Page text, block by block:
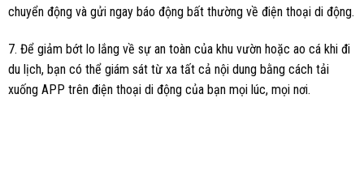
chuyển động và gửi ngay báo động bất thường về điện thoại di động.
7. Để giảm bớt lo lắng về sự an toàn của khu vườn hoặc ao cá khi đi
du lịch, bạn có thể giám sát từ xa tất cả nội dung bằng cách tải
xuống APP trên điện thoại di động của bạn mọi lúc, mọi nơi.